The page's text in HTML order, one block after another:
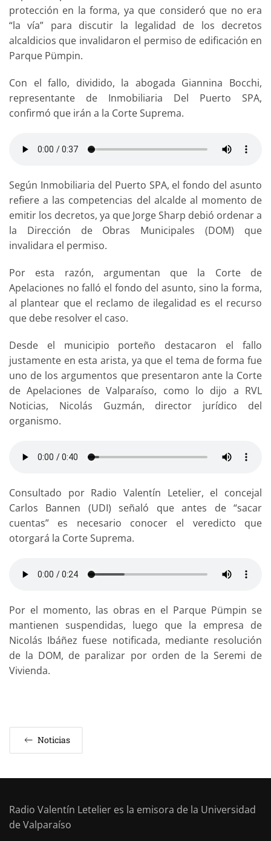
protección en la forma, ya que consideró que no era
“la vía” para discutir la legalidad de los decretos
alcaldicios que invalidaron el permiso de edificación en
Parque Pümpin.
Con el fallo, dividido, la abogada Giannina Bocchi,
representante de Inmobiliaria Del Puerto SPA,
confirmó que irán a la Corte Suprema.
Según Inmobiliaria del Puerto SPA, el fondo del asunto
refiere a las competencias del alcalde al momento de
emitir los decretos, ya que Jorge Sharp debió ordenar a
la Dirección de Obras Municipales (DOM) que
invalidara el permiso.
Por esta razón, argumentan que la Corte de
Apelaciones no falló el fondo del asunto, sino la forma,
al plantear que el reclamo de ilegalidad es el recurso
que debe resolver el caso.
Desde el municipio porteño destacaron el fallo
justamente en esta arista, ya que el tema de forma fue
uno de los argumentos que presentaron ante la Corte
de Apelaciones de Valparaíso, como lo dijo a RVL
Noticias, Nicolás Guzmán, director jurídico del
organismo.
Consultado por Radio Valentín Letelier, el concejal
Carlos Bannen (UDI) señaló que antes de “sacar
cuentas” es necesario conocer el veredicto que
otorgará la Corte Suprema.
Por el momento, las obras en el Parque Pümpin se
mantienen suspendidas, luego que la empresa de
Nicolás Ibáñez fuese notificada, mediante resolución
de la DOM, de paralizar por orden de la Seremi de
Vivienda.
Noticias
Radio Valentín Letelier es la emisora de la Universidad
de Valparaíso